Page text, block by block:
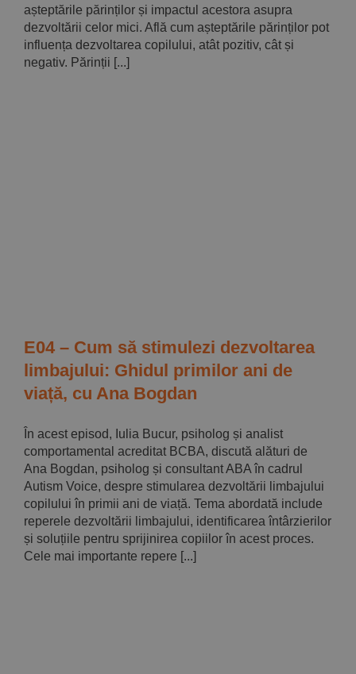
așteptările părinților și impactul acestora asupra
dezvoltării celor mici. Află cum așteptările părinților pot
influența dezvoltarea copilului, atât pozitiv, cât și
negativ. Părinții [...]
E04 – Cum să stimulezi dezvoltarea
limbajului: Ghidul primilor ani de
viață, cu Ana Bogdan
În acest episod, Iulia Bucur, psiholog și analist
comportamental acreditat BCBA, discută alături de
Ana Bogdan, psiholog și consultant ABA în cadrul
Autism Voice, despre stimularea dezvoltării limbajului
copilului în primii ani de viață. Tema abordată include
reperele dezvoltării limbajului, identificarea întârzierilor
și soluțiile pentru sprijinirea copiilor în acest proces.
Cele mai importante repere [...]